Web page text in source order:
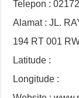
Telepon :
Alamat : JL.
194 RT 001
Latitude :
Longitude :